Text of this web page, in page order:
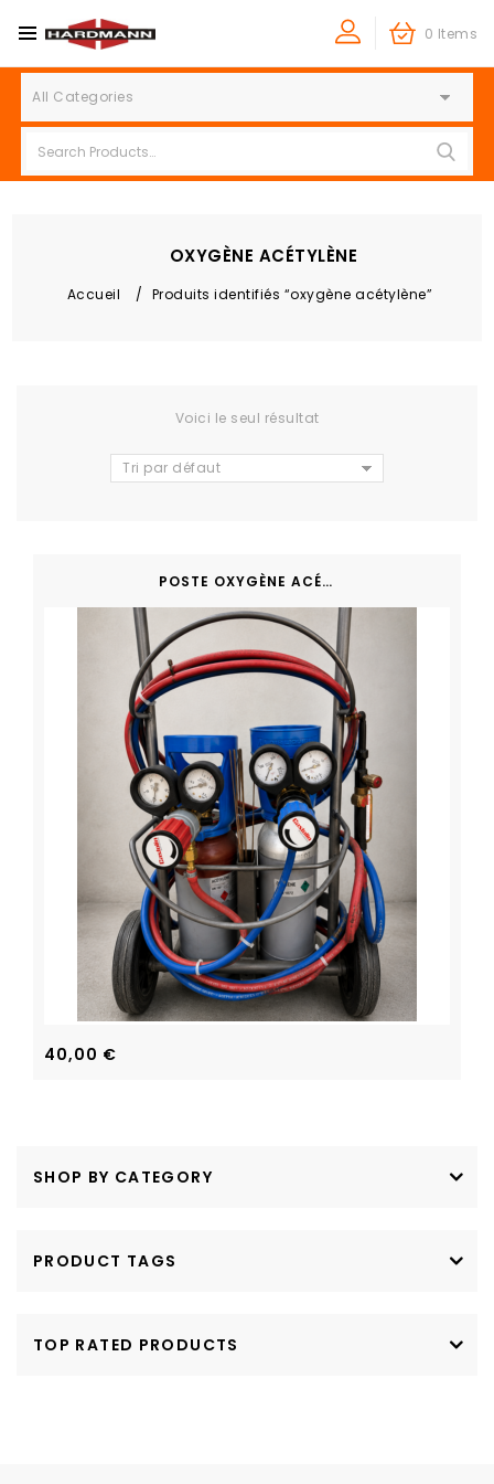
0 Items
All Categories
OXYGÈNE ACÉTYLÈNE
Accueil / Produits identifiés “oxygène acétylène”
Voici le seul résultat
Tri par défaut
POSTE OXYGÈNE ACÉTYLÈNE PROFESSIONNEL
40,00 €
SHOP BY CATEGORY
PRODUCT TAGS
TOP RATED PRODUCTS